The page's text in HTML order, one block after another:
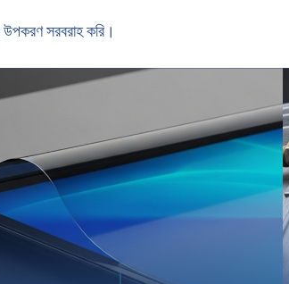
উপকরণ সরবরাহ করি।